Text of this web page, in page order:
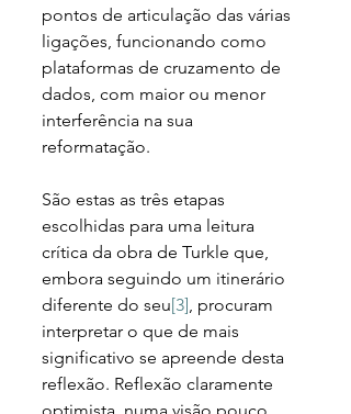
pontos de articulação das várias
ligações, funcionando como
plataformas de cruzamento de
dados, com maior ou menor
interferência na sua
reformatação.
São estas as três etapas
escolhidas para uma leitura
crítica da obra de Turkle que,
embora seguindo um itinerário
diferente do seu[3], procuram
interpretar o que de mais
significativo se apreende desta
reflexão. Reflexão claramente